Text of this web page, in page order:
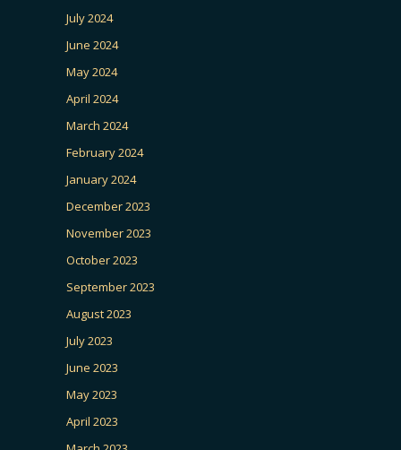
July 2024
June 2024
May 2024
April 2024
March 2024
February 2024
January 2024
December 2023
November 2023
October 2023
September 2023
August 2023
July 2023
June 2023
May 2023
April 2023